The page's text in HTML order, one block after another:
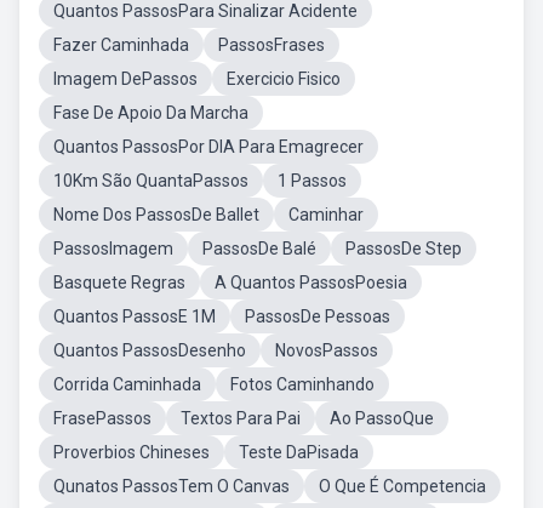
Quantos PassosPara Sinalizar Acidente
Fazer Caminhada
PassosFrases
Imagem DePassos
Exercicio Fisico
Fase De Apoio Da Marcha
Quantos PassosPor DIA Para Emagrecer
10Km São QuantaPassos
1 Passos
Nome Dos PassosDe Ballet
Caminhar
PassosImagem
PassosDe Balé
PassosDe Step
Basquete Regras
A Quantos PassosPoesia
Quantos PassosE 1M
PassosDe Pessoas
Quantos PassosDesenho
NovosPassos
Corrida Caminhada
Fotos Caminhando
FrasePassos
Textos Para Pai
Ao PassoQue
Proverbios Chineses
Teste DaPisada
Qunatos PassosTem O Canvas
O Que É Competencia